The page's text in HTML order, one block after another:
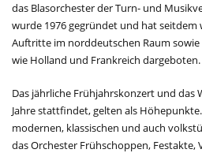
das Blasorchester der Turn- und
wurde 1976 gegründet und hat
Auftritte im norddeutschen Raum
wie Holland und Frankreich dargeboten.
Das jährliche Frühjahrskonzert und das
Jahre stattfindet, gelten als
modernen, klassischen und auch
das Orchester Frühschoppen, Festakte,